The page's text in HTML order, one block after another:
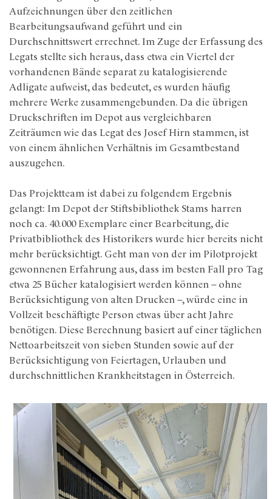
Aufzeichnungen über den zeitlichen
Bearbeitungsaufwand geführt und ein
Durchschnittswert errechnet. Im Zuge der Erfassung des
Legats stellte sich heraus, dass etwa ein Viertel der
vorhandenen Bände separat zu katalogisierende
Adligate aufweist, das bedeutet, es wurden häufig
mehrere Werke zusammengebunden. Da die übrigen
Druckschriften im Depot aus vergleichbaren
Zeiträumen wie das Legat des Josef Hirn stammen, ist
von einem ähnlichen Verhältnis im Gesamtbestand
auszugehen.
Das Projektteam ist dabei zu folgendem Ergebnis
gelangt: Im Depot der Stiftsbibliothek Stams harren
noch ca. 40.000 Exemplare einer Bearbeitung, die
Privatbibliothek des Historikers wurde hier bereits nicht
mehr berücksichtigt. Geht man von der im Pilotprojekt
gewonnenen Erfahrung aus, dass im besten Fall pro Tag
etwa 25 Bücher katalogisiert werden können – ohne
Berücksichtigung von alten Drucken –, würde eine in
Vollzeit beschäftigte Person etwas über acht Jahre
benötigen. Diese Berechnung basiert auf einer täglichen
Nettoarbeitszeit von sieben Stunden sowie auf der
Berücksichtigung von Feiertagen, Urlauben und
durchschnittlichen Krankheitstagen in Österreich.